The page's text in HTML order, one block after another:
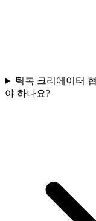
틱톡 크리에이터
야 하나요?